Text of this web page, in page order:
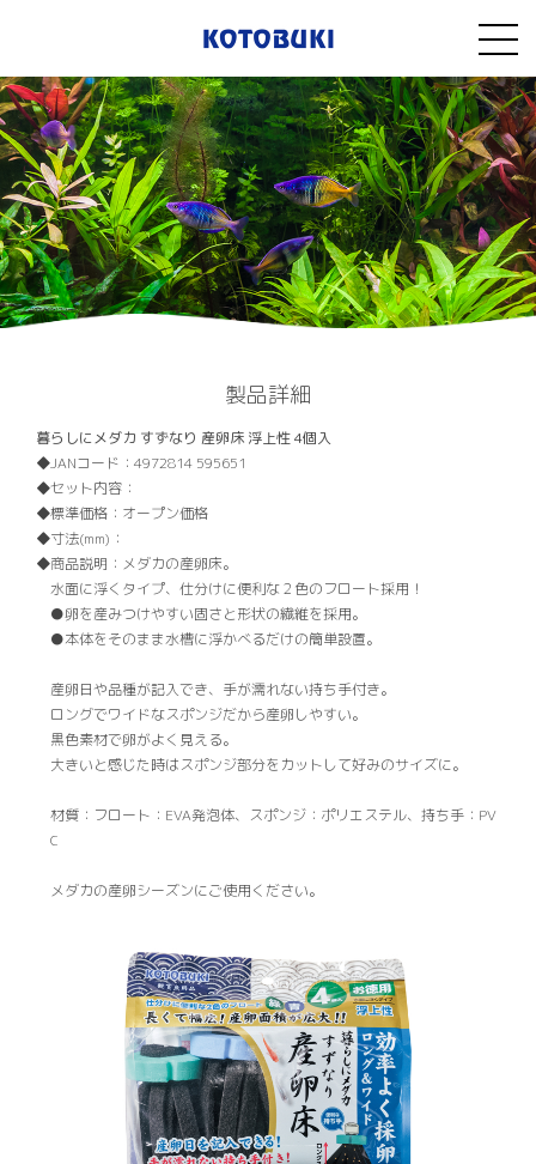
製品詳細
暮らしにメダカ すずなり 産卵床 浮上性 4個入
JANコード： 4972814 595651
セット内容：
標準価格： オープン価格
寸法(mm)：
商品説明： メダカの産卵床。
水面に浮くタイプ、仕分けに便利な２色のフロート採用！
●卵を産みつけやすい固さと形状の繊維を採用。
●本体をそのまま水槽に浮かべるだけの簡単設置。
産卵日や品種が記入でき、手が濡れない持ち手付き。
ロングでワイドなスポンジだから産卵しやすい。
黒色素材で卵がよく見える。
大きいと感じた時はスポンジ部分をカットして好みのサイズに。
材質：フロート：EVA発泡体、スポンジ：ポリエステル、持ち手：PV
C
メダカの産卵シーズンにご使用ください。